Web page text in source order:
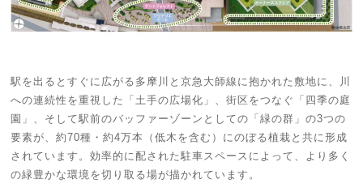
駅を出るとすぐに広がる多摩川と京急大師線に抱かれた敷地に、川
への連続性を重視した「土手の広場化」、街区をつなぐ「四季の庭
園」、そして駅前のバッファーゾーンとしての「緑の群」の3つの
要素が、約70種・約4万本（低木を含む）にのぼる植栽と共に形成
されています。効率的に配された駐車スペースによって、より多く
の緑豊かな環境を切り取る場が描かれています。